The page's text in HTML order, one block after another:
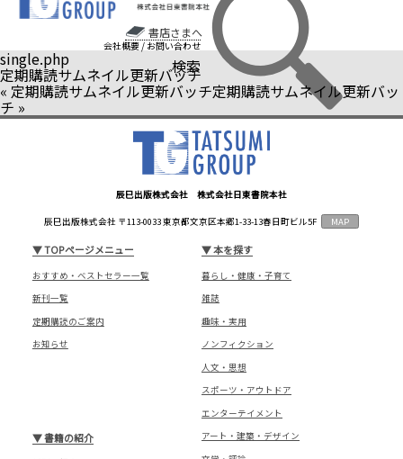
書店さまへ
会社概要 / お問い合わせ
検索
single.php
定期購読サムネイル更新バッチ
« 定期購読サムネイル更新バッチ定期購読サムネイル更新バッ
チ »
辰巳出版株式会社 株式会社日東書院本社
辰巳出版株式会社 〒113-0033 東京都文京区本郷1-33-13春日町ビル5F MAP
▼TOPページメニュー
おすすめ・ベストセラー一覧
新刊一覧
定期購読のご案内
お知らせ
▼本を探す
暮らし・健康・子育て
雑誌
趣味・実用
ノンフィクション
人文・思想
スポーツ・アウトドア
エンターテイメント
アート・建築・デザイン
▼書籍の紹介